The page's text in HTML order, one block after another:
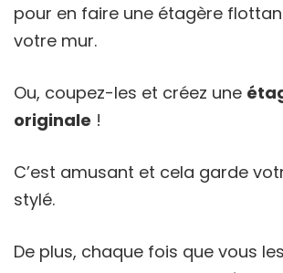
pour en faire une étagère
votre mur.
Ou, coupez-les et créez une
originale !
C’est amusant et cela garde
stylé.
De plus, chaque fois que vous